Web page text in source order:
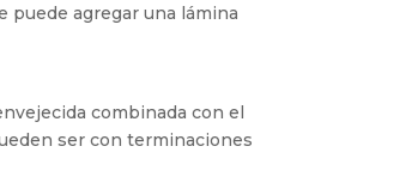
puede agregar una lámina
combinada con el
ser con terminaciones